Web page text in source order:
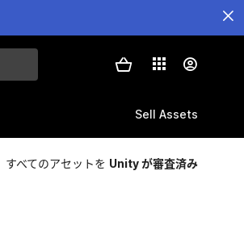
Sell Assets
すべてのアセットを Unity が審査済み